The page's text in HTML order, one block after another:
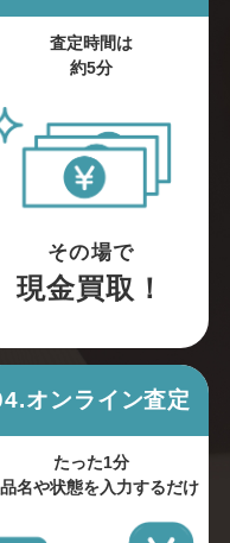
査定時間は
約5分
その場で
現金買取！
オンライン査定
たった1分
名や状態を入力するだけ